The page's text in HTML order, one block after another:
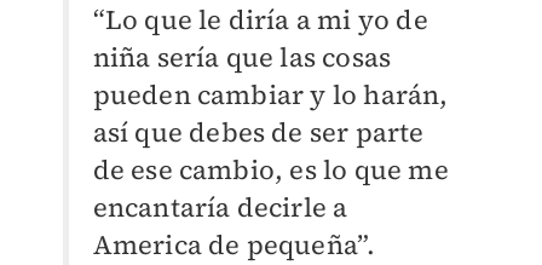
“Lo que le diría a mi yo de
niña sería que las cosas
pueden cambiar y lo harán,
así que debes de ser parte
de ese cambio, es lo que me
encantaría decirle a
America de pequeña”.